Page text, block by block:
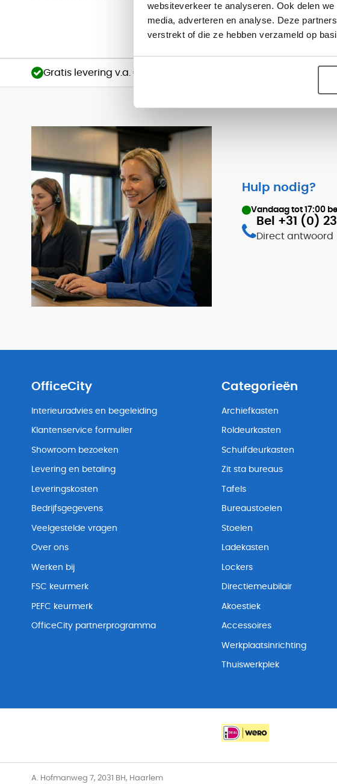
websiteverkeer te analyseren. Ook delen
media, adverteren en analyse. Deze
verstrekt of die ze hebben verzameld op
Gratis levering v.a. €750
Hulp nodig?
Vandaag tot 17:00
Bel +31 (0)
Direct antwoord
OfficeCity
Interieuradvies en begeleiding
Klantenservice formulier
Showroom bezoeken
Levering en betaling
Leveringskosten
Bedrijfsgegevens
Veelgestelde vragen
Over ons
Werken bij
FSC keurmerk
PEFC keurmerk
OfficeCity partnerprogramma
Categorieën
Archiefkasten
Roldeurkasten
Schuifdeurkasten
Zit sta bureaus
Tafels
Bureaustoelen
Stoelen
Ladekasten
Lockers
Directiemeubilair
Akoestiek
Accessoires
Werkplaatsinrichting
Thuiswerkplek
A. Hofmanweg 7, 2031 BH, Haarlem